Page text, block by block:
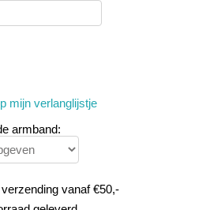
mijn verlanglijstje
armband:
vanaf €50,-